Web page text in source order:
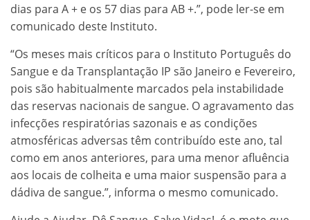
dias para A + e os 57 dias para AB +.”, pode ler-se em
comunicado deste Instituto.
“Os meses mais críticos para o Instituto Português do
Sangue e da Transplantação IP são Janeiro e Fevereiro,
pois são habitualmente marcados pela instabilidade
das reservas nacionais de sangue. O agravamento das
infecções respiratórias sazonais e as condições
atmosféricas adversas têm contribuído este ano, tal
como em anos anteriores, para uma menor afluência
aos locais de colheita e uma maior suspensão para a
dádiva de sangue.”, informa o mesmo comunicado.